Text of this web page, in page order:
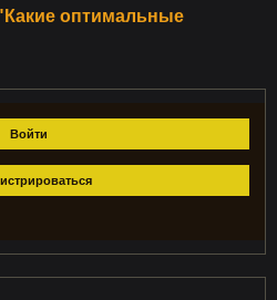
оптимальные
Войти